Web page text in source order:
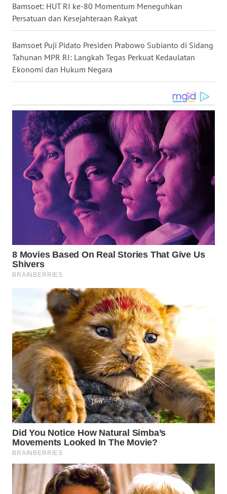
Bamsoet: HUT RI ke-80 Momentum Meneguhkan
Persatuan dan Kesejahteraan Rakyat
Bamsoet Puji Pidato Presiden Prabowo Subianto di Sidang
Tahunan MPR RI: Langkah Tegas Perkuat Kedaulatan
Ekonomi dan Hukum Negara
WN
NIAS
WN
LANGKAT
WN
SELATAN
WN
TANJUNG
LESUNG
WN
KARO
WN
SIMALUNGUN
WN
LABUHANBATU
TAPANULI
TENGAH
WN DELI
SERDANG
WN
TEBING
TINGGI
WN
PAKPAK
WN
KARAWANG